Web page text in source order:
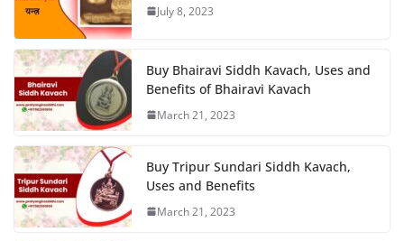
July 8, 2023
Buy Bhairavi Siddh Kavach, Uses and
Benefits of Bhairavi Kavach
March 21, 2023
Buy Tripur Sundari Siddh Kavach,
Uses and Benefits
March 21, 2023